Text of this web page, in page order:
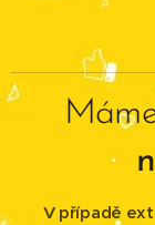
V případě